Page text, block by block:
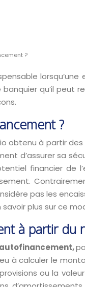
?
qu’il
?
obtenu à partir
d’assurer sa
financier de
pas les
plus sur ce
à partir du
à calculer le
ou la